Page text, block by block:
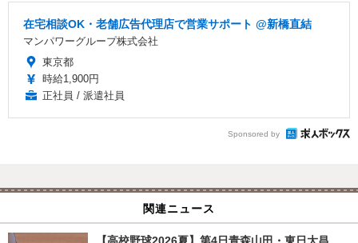
在宅相談OK・老舗広告代理店で営業サポート @新橋直結
マンパワーグループ株式会社
東京都
時給1,900円
正社員 / 派遣社員
Sponsored by
関連ニュース